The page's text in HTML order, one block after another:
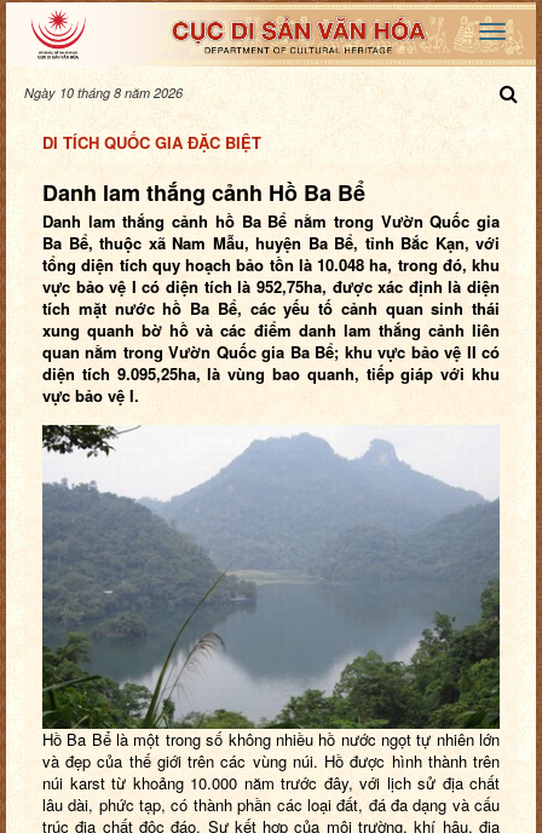
Ngày 10 tháng 8 năm 2026
DI TÍCH QUỐC GIA ĐẶC BIỆT
Danh lam thắng cảnh Hồ Ba Bể
Danh lam thắng cảnh hồ Ba Bể nằm trong Vườn Quốc gia
Ba Bể, thuộc xã Nam Mẫu, huyện Ba Bể, tỉnh Bắc Kạn, với
tổng diện tích quy hoạch bảo tồn là 10.048 ha, trong đó, khu
vực bảo vệ I có diện tích là 952,75ha, được xác định là diện
tích mặt nước hồ Ba Bể, các yếu tố cảnh quan sinh thái
xung quanh bờ hồ và các điểm danh lam thắng cảnh liên
quan nằm trong Vườn Quốc gia Ba Bể; khu vực bảo vệ II có
diện tích 9.095,25ha, là vùng bao quanh, tiếp giáp với khu
vực bảo vệ I.
Hồ Ba Bể là một trong số không nhiều hồ nước ngọt tự nhiên lớn
và đẹp của thế giới trên các vùng núi. Hồ được hình thành trên
núi karst từ khoảng 10.000 năm trước đây, với lịch sử địa chất
lâu dài, phức tạp, có thành phần các loại đất, đá đa dạng và cấu
trúc địa chất độc đáo. Sự kết hợp của môi trường, khí hậu, địa